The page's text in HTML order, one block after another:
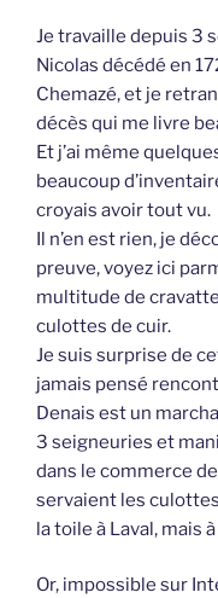
Je travaille depuis 3
Nicolas décédé en
Chemazé, et je
décès qui me livre
Et j’ai même
beaucoup
croyais avoir tout vu.
Il n’en est rien, je
preuve, voyez ici
multitude de
culottes de cuir.
Je suis surprise de
jamais pensé
Denais est un
3 seigneuries et
dans le commerce
servaient les
la toile à Laval, mais
Or, impossible sur